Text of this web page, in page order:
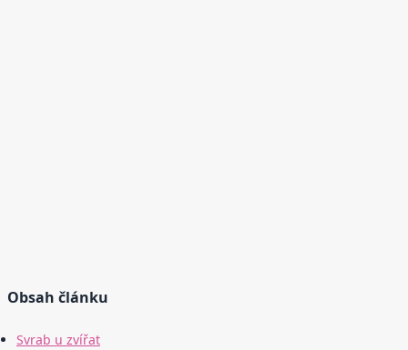
Obsah článku
Svrab u zvířat